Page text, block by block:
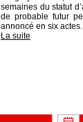
semaines du statut
de probable futur
annoncé en six actes.
La suite